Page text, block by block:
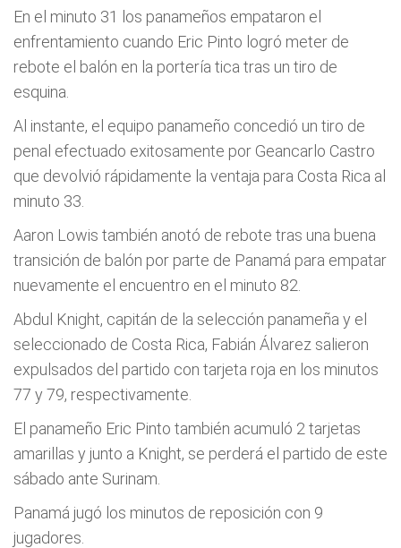
En el minuto 31 los panameños empataron el
enfrentamiento cuando Eric Pinto logró meter de
rebote el balón en la portería tica tras un tiro de
esquina.
Al instante, el equipo panameño concedió un tiro de
penal efectuado exitosamente por Geancarlo Castro
que devolvió rápidamente la ventaja para Costa Rica al
minuto 33.
Aaron Lowis también anotó de rebote tras una buena
transición de balón por parte de Panamá para empatar
nuevamente el encuentro en el minuto 82.
Abdul Knight, capitán de la selección panameña y el
seleccionado de Costa Rica, Fabián Álvarez salieron
expulsados del partido con tarjeta roja en los minutos
77 y 79, respectivamente.
El panameño Eric Pinto también acumuló 2 tarjetas
amarillas y junto a Knight, se perderá el partido de este
sábado ante Surinam.
Panamá jugó los minutos de reposición con 9
jugadores.